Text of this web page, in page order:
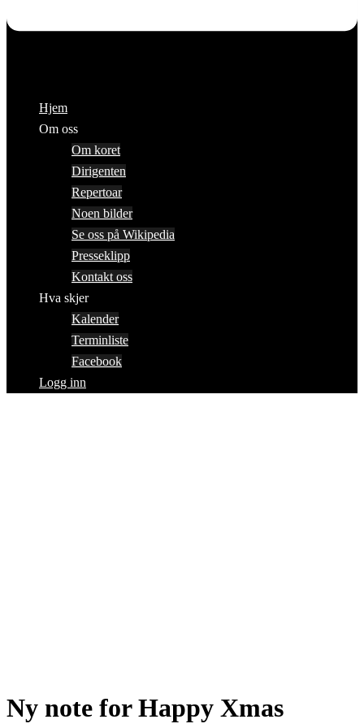
Hjem
Om oss
Om koret
Dirigenten
Repertoar
Noen bilder
Se oss på Wikipedia
Presseklipp
Kontakt oss
Hva skjer
Kalender
Terminliste
Facebook
Logg inn
Ny note for Happy Xmas